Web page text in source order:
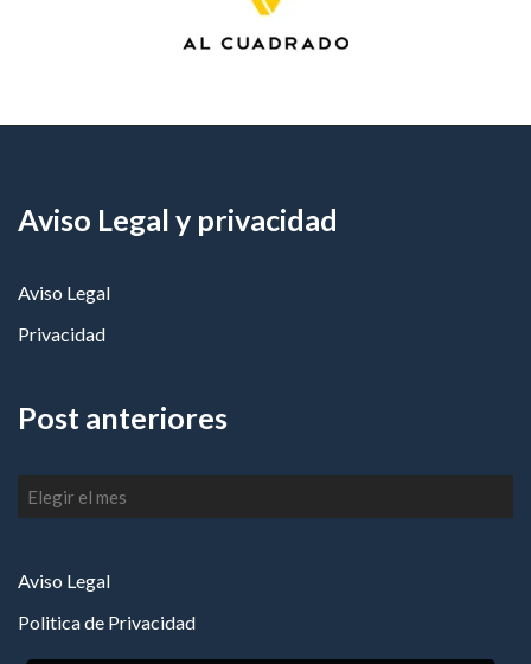
Aviso Legal y privacidad
Aviso Legal
Privacidad
Post anteriores
Post
anteriores
Aviso Legal
Politica de Privacidad